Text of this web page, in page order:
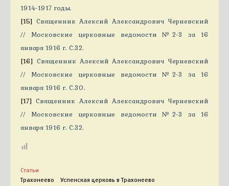
1914-1917 годы.
[15] Священник Алексий Александрович Черневский
// Московские церковные ведомости №2-3 за 16
января 1916 г. С.32.
[16] Священник Алексий Александрович Черневский
// Московские церковные ведомости №2-3 за 16
января 1916 г. С.30.
[17] Священник Алексий Александрович Черневский
// Московские церковные ведомости №2-3 за 16
января 1916 г. С.32.
Статьи
Трахонеево
Успенская церковь в Трахонеево